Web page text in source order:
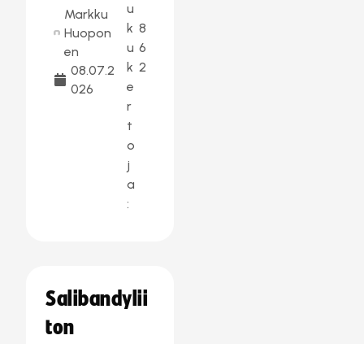
Markku
Huopon
en
08.07.2
026
u
k
u
k
e
r
t
o
j
a
:
8
6
2
Salibandylii
ton